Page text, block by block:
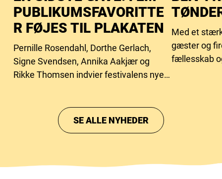
PUBLIKUMSFAVORITTE
R FØJES TIL PLAKATEN
Pernille Rosendahl, Dorthe Gerlach,
Signe Svendsen, Annika Aakjær og
Rikke Thomsen indvier festivalens nye
Med et
gæster og
fællesskab
SE ALLE NYHEDER